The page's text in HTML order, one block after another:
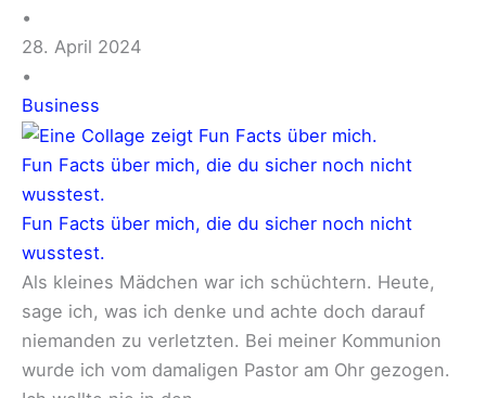
•
28. April 2024
•
Business
Fun Facts über mich, die du sicher noch nicht
wusstest.
Fun Facts über mich, die du sicher noch nicht
wusstest.
Als kleines Mädchen war ich schüchtern. Heute,
sage ich, was ich denke und achte doch darauf
niemanden zu verletzten. Bei meiner Kommunion
wurde ich vom damaligen Pastor am Ohr gezogen.